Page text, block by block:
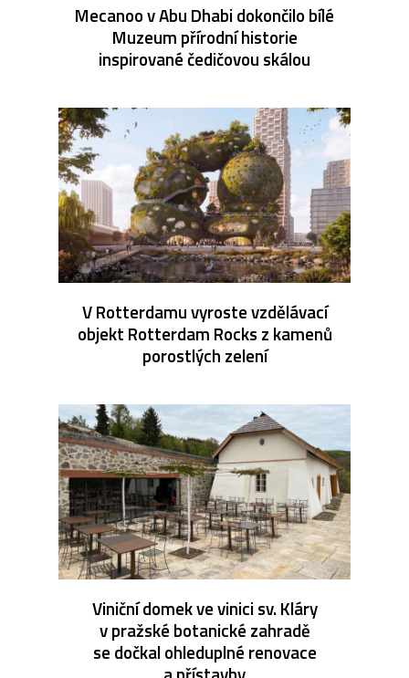
Mecanoo v Abu Dhabi dokončilo bílé
Muzeum přírodní historie
inspirované čedičovou skálou
V Rotterdamu vyroste vzdělávací
objekt Rotterdam Rocks z kamenů
porostlých zelení
Viniční domek ve vinici sv. Kláry
v pražské botanické zahradě
se dočkal ohleduplné renovace